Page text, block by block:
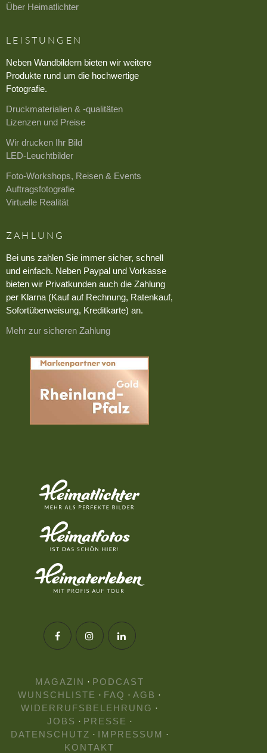
Über Heimatlichter
LEISTUNGEN
Neben Wandbildern bieten wir weitere
Produkte rund um die hochwertige
Fotografie.
Druckmaterialien & -qualitäten
Lizenzen und Preise
Wir drucken Ihr Bild
LED-Leuchtbilder
Foto-Workshops, Reisen & Events
Auftragsfotografie
Virtuelle Realität
ZAHLUNG
Bei uns zahlen Sie immer sicher, schnell
und einfach. Neben Paypal und Vorkasse
bieten wir Privatkunden auch die Zahlung
per Klarna (Kauf auf Rechnung, Ratenkauf,
Sofortüberweisung, Kreditkarte) an.
Mehr zur sicheren Zahlung
MAGAZIN · PODCAST
WUNSCHLISTE · FAQ · AGB ·
WIDERRUFSBELEHRUNG ·
JOBS · PRESSE ·
DATENSCHUTZ · IMPRESSUM ·
KONTAKT